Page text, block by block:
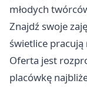
młodych
Znajdź swoje
świetlice
Oferta jest
placówkę